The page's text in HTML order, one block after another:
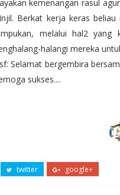
kemenangan rasul
Berkat kerja keras
melalui hal2
halangi mereka
Selamat bergembira
sukses....
twitter google+